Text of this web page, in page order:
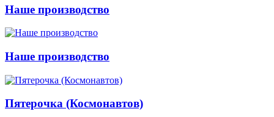
Наше производство
Наше производство
Пятерочка (Космонавтов)